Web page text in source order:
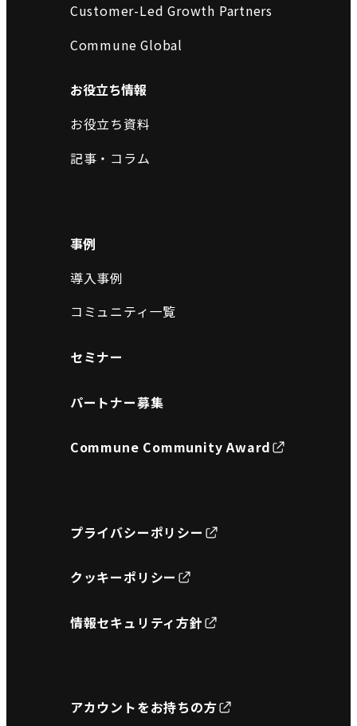
Customer-Led Growth Partners
Commune Global
お役立ち情報
お役立ち資料
記事・コラム
事例
導入事例
コミュニティ一覧
セミナー
パートナー募集
Commune Community Award
プライバシーポリシー
クッキーポリシー
情報セキュリティ方針
アカウントをお持ちの方